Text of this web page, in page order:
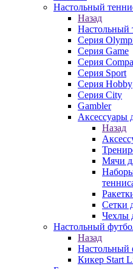
Настольный
Назад
Настольный
Серия
Серия Game
Серия
Серия Sport
Серия Hobby
Серия City
Gambler
Аксессуары
Назад
Мячи
Наборы
Сетки
Чехлы
Настольный
Назад
Настольный
Кикер Start